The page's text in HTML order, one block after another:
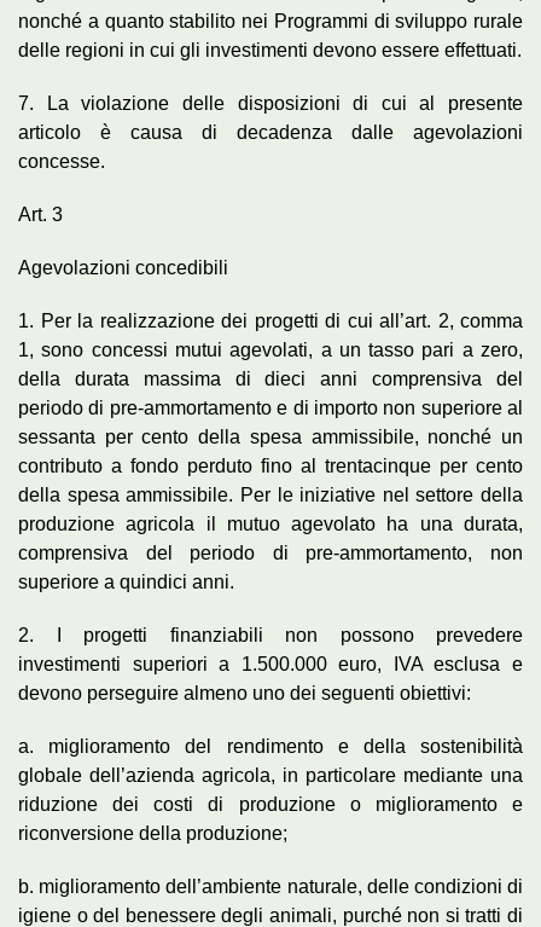
nonché a quanto stabilito nei Programmi di sviluppo rurale
delle regioni in cui gli investimenti devono essere effettuati.
7. La violazione delle disposizioni di cui al presente
articolo è causa di decadenza dalle agevolazioni
concesse.
Art. 3
Agevolazioni concedibili
1. Per la realizzazione dei progetti di cui all’art. 2, comma
1, sono concessi mutui agevolati, a un tasso pari a zero,
della durata massima di dieci anni comprensiva del
periodo di pre-ammortamento e di importo non superiore al
sessanta per cento della spesa ammissibile, nonché un
contributo a fondo perduto fino al trentacinque per cento
della spesa ammissibile. Per le iniziative nel settore della
produzione agricola il mutuo agevolato ha una durata,
comprensiva del periodo di pre-ammortamento, non
superiore a quindici anni.
2. I progetti finanziabili non possono prevedere
investimenti superiori a 1.500.000 euro, IVA esclusa e
devono perseguire almeno uno dei seguenti obiettivi:
a. miglioramento del rendimento e della sostenibilità
globale dell’azienda agricola, in particolare mediante una
riduzione dei costi di produzione o miglioramento e
riconversione della produzione;
b. miglioramento dell’ambiente naturale, delle condizioni di
igiene o del benessere degli animali, purché non si tratti di